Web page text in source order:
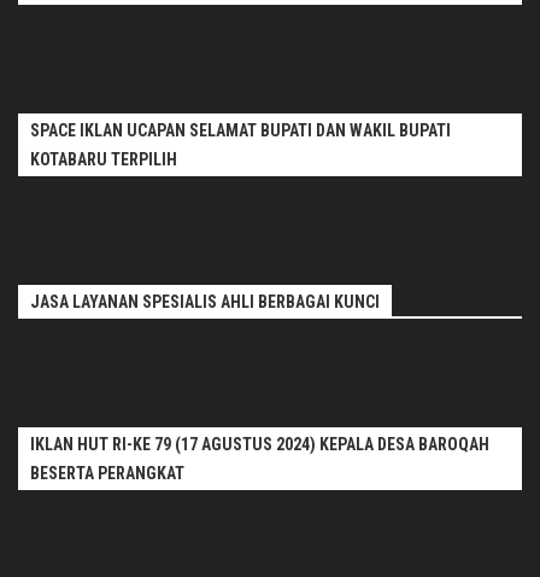
SPACE IKLAN UCAPAN SELAMAT BUPATI DAN WAKIL BUPATI
KOTABARU TERPILIH
JASA LAYANAN SPESIALIS AHLI BERBAGAI KUNCI
IKLAN HUT RI-KE 79 (17 AGUSTUS 2024) KEPALA DESA BAROQAH
BESERTA PERANGKAT